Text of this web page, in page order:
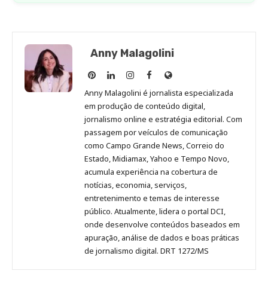
Anny Malagolini
Anny
Malagolini
no
Pinterest
Anny
Malagolini
no
LinkedIn
Anny
Malagolini
no
Instagram
Anny
Malagolini
no
Facebook
Site
de
Anny
Malagolini
Anny Malagolini é jornalista especializada
em produção de conteúdo digital,
jornalismo online e estratégia editorial. Com
passagem por veículos de comunicação
como Campo Grande News, Correio do
Estado, Midiamax, Yahoo e Tempo Novo,
acumula experiência na cobertura de
notícias, economia, serviços,
entretenimento e temas de interesse
público. Atualmente, lidera o portal DCI,
onde desenvolve conteúdos baseados em
apuração, análise de dados e boas práticas
de jornalismo digital. DRT 1272/MS